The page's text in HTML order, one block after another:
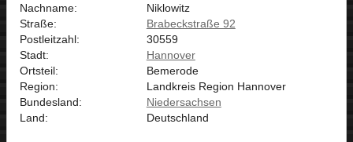
Nachname:
Niklowitz
Straße:
Brabeckstraße 92
Postleitzahl:
30559
Stadt:
Hannover
Ortsteil:
Bemerode
Region:
Landkreis Region Hannover
Bundesland:
Niedersachsen
Land:
Deutschland